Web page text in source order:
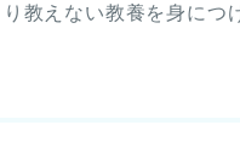
教えない教養を身につ